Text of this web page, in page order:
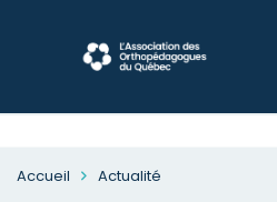
Accueil Actualité